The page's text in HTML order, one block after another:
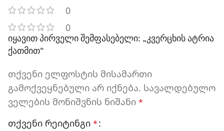
0
0
იყავით პირველი შემფასებელი: „კვერცხის ატრია
ქათმით“
თქვენი ელფოსტის მისამართი
გამოქვეყნებული არ იქნება. სავალდებულო
ველების მონიშვნის ნიშანი *
თქვენი რეიტინგი *